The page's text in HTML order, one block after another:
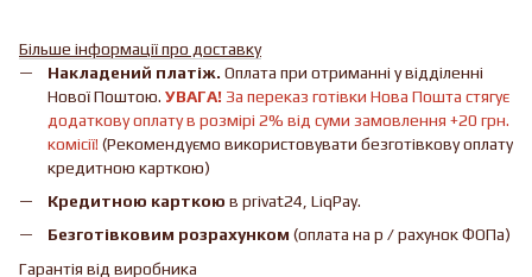
Більше інформації про доставку
Накладений платіж. Оплата при отриманні у відділенні
Нової Поштою. УВАГА! За переказ готівки Нова Пошта стягує
додаткову оплату в розмірі 2% від суми замовлення +20 грн.
комісії! (Рекомендуємо використовувати безготівкову оплату
кредитною карткою)
Кредитною карткою в privat24, LiqPay.
Безготівковим розрахунком (оплата на р / рахунок ФОПа)
Гарантія від виробника